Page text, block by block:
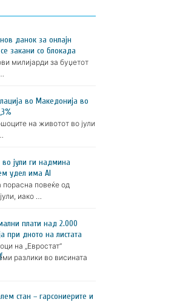
данок за онлајн
закани со блокада
милијарди за буџетот
во Македонија во
на животот во јули
јули ги надмина
удел има AI
порасна повеќе од
иако …
плати над 2.000
при дното на листата
на „Евростат“
разлики во висината
стан – гарсониерите и